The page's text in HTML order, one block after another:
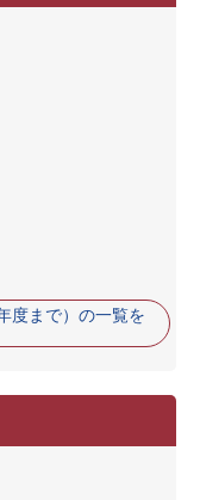
度まで）の一覧を